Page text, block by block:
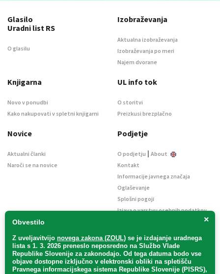
×
Obvestilo
Z uveljavitvijo novega zakona (ZOUL) se je izdajanje uradnega
lista s 1. 3. 2026 preneslo neposredno na Službo Vlade
Republike Slovenije za zakonodajo. Od tega datuma bodo vse
objave dostopne izključno v elektronski obliki na spletišču
Pravnega informacijskega sistema Republike Slovenije (PISRS),
Glasilo
Uradni list RS
O glasilu
Izobraževanja
Aktualna izobraževanja
Izobraževanja po meri
Najem dvorane
Knjigarna
Novo v ponudbi
Kako nakupovati v spletni knjigarni
UL info tok
O storitvi
Preizkusi brezplačno
Novice
Aktualni članki
Naroči se na novice
Podjetje
O podjetju | About
Kontakt
Informacije javnega značaja
Oglaševanje
Splošni pogoji
Izjava o varstvu osebnih podatkov